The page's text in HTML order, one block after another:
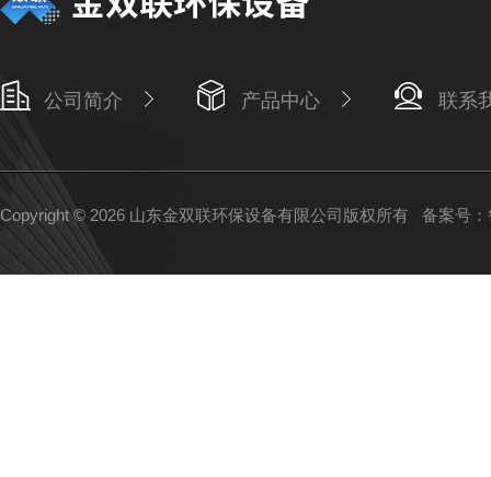
公司简介 产品中心 联系
Copyright © 2026 山东金双联环保设备有限公司版权所有 备案号